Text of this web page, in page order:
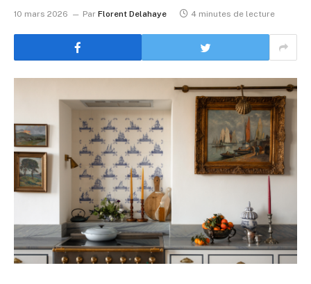
10 mars 2026 Par Florent Delahaye 4 minutes de lecture